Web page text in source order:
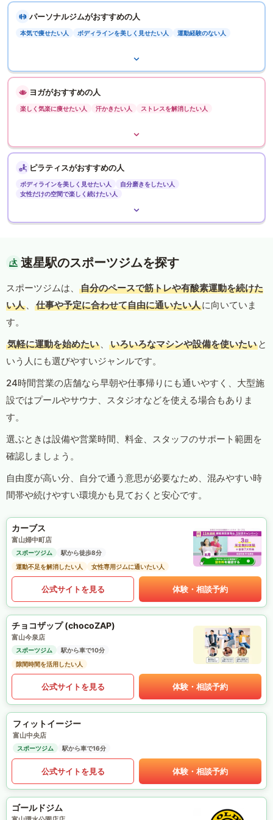
パーソナルジムがおすすめの人
本気で痩せたい人 ボディラインを美しく見せたい人 運動経験のない人
ヨガがおすすめの人
楽しく気楽に痩せたい人 汗かきたい人 ストレスを解消したい人
ピラティスがおすすめの人
ボディラインを美しく見せたい人
自分磨きをしたい人
女性だけの空間で楽しく続けたい人
速星駅のスポーツジムを探す
スポーツジムは、
自分のペースで筋トレや有酸素運動を続けた
い人 、 仕事や予定に合わせて自由に通いたい人に向いていま
す。
気軽に運動を始めたい 、 いろいろなマシンや設備を使いたい と
いう人にも選びやすいジャンルです。
24時間営業の店舗なら早朝や仕事帰りにも通いやすく、大型施
設ではプールやサウナ、スタジオなどを使える場合もありま
す。
選ぶときは設備や営業時間、料金、スタッフのサポート範囲を
確認しましょう。
自由度が高い分、自分で通う意思が必要なため、混みやすい時
間帯や続けやすい環境かも見ておくと安心です。
カーブス
富山婦中町店
スポーツジム
駅から徒歩8分
運動不足を解消したい人
女性専用ジムに通いたい人
公式サイトを見る 体験・相談予約
チョコザップ (chocoZAP)
富山今泉店
スポーツジム
駅から車で10分
隙間時間を活用したい人
公式サイトを見る 体験・相談予約
フィットイージー
富山中央店
スポーツジム 駅から車で16分
公式サイトを見る 体験・相談予約
ゴールドジム